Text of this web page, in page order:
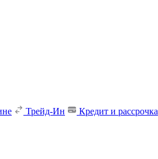
Трейд-Ин Кредит и рассрочка